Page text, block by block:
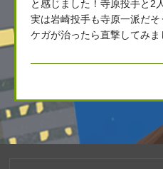
実は岩崎投手も寺原一派だ
ケガが治ったら直撃してみま